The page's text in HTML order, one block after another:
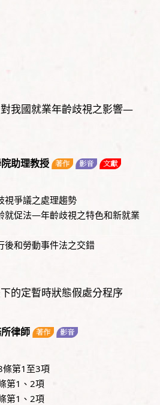
我國就業年齡歧視之影響—
助理教授
視爭議之處理趨勢
就促法—年齡歧視之特色和新就業
後和勞動事件法之交錯
的定暫時狀態假處分程序
律師
條第1至3項
第1、2項
第1、2項